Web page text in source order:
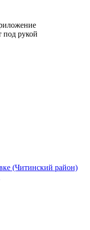
под рукой
(Читинский район)